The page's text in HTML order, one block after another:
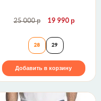
32" Rock Revival
25 000р 19 990 р
Джинсы Ace
28 29
Добавить в корзину